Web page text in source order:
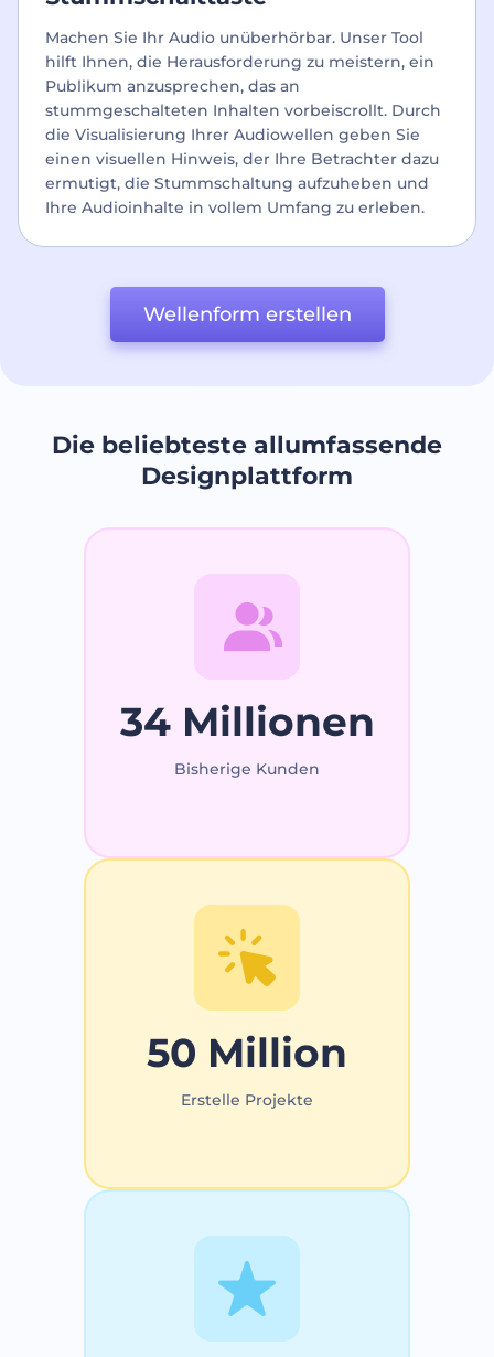
Machen Sie Ihr Audio unüberhörbar. Unser Tool
hilft Ihnen, die Herausforderung zu meistern, ein
Publikum anzusprechen, das an
stummgeschalteten Inhalten vorbeiscrollt. Durch
die Visualisierung Ihrer Audiowellen geben Sie
einen visuellen Hinweis, der Ihre Betrachter dazu
ermutigt, die Stummschaltung aufzuheben und
Ihre Audioinhalte in vollem Umfang zu erleben.
Wellenform erstellen
Die beliebteste allumfassende
Designplattform
34 Millionen
Bisherige Kunden
50 Million
Erstelle Projekte